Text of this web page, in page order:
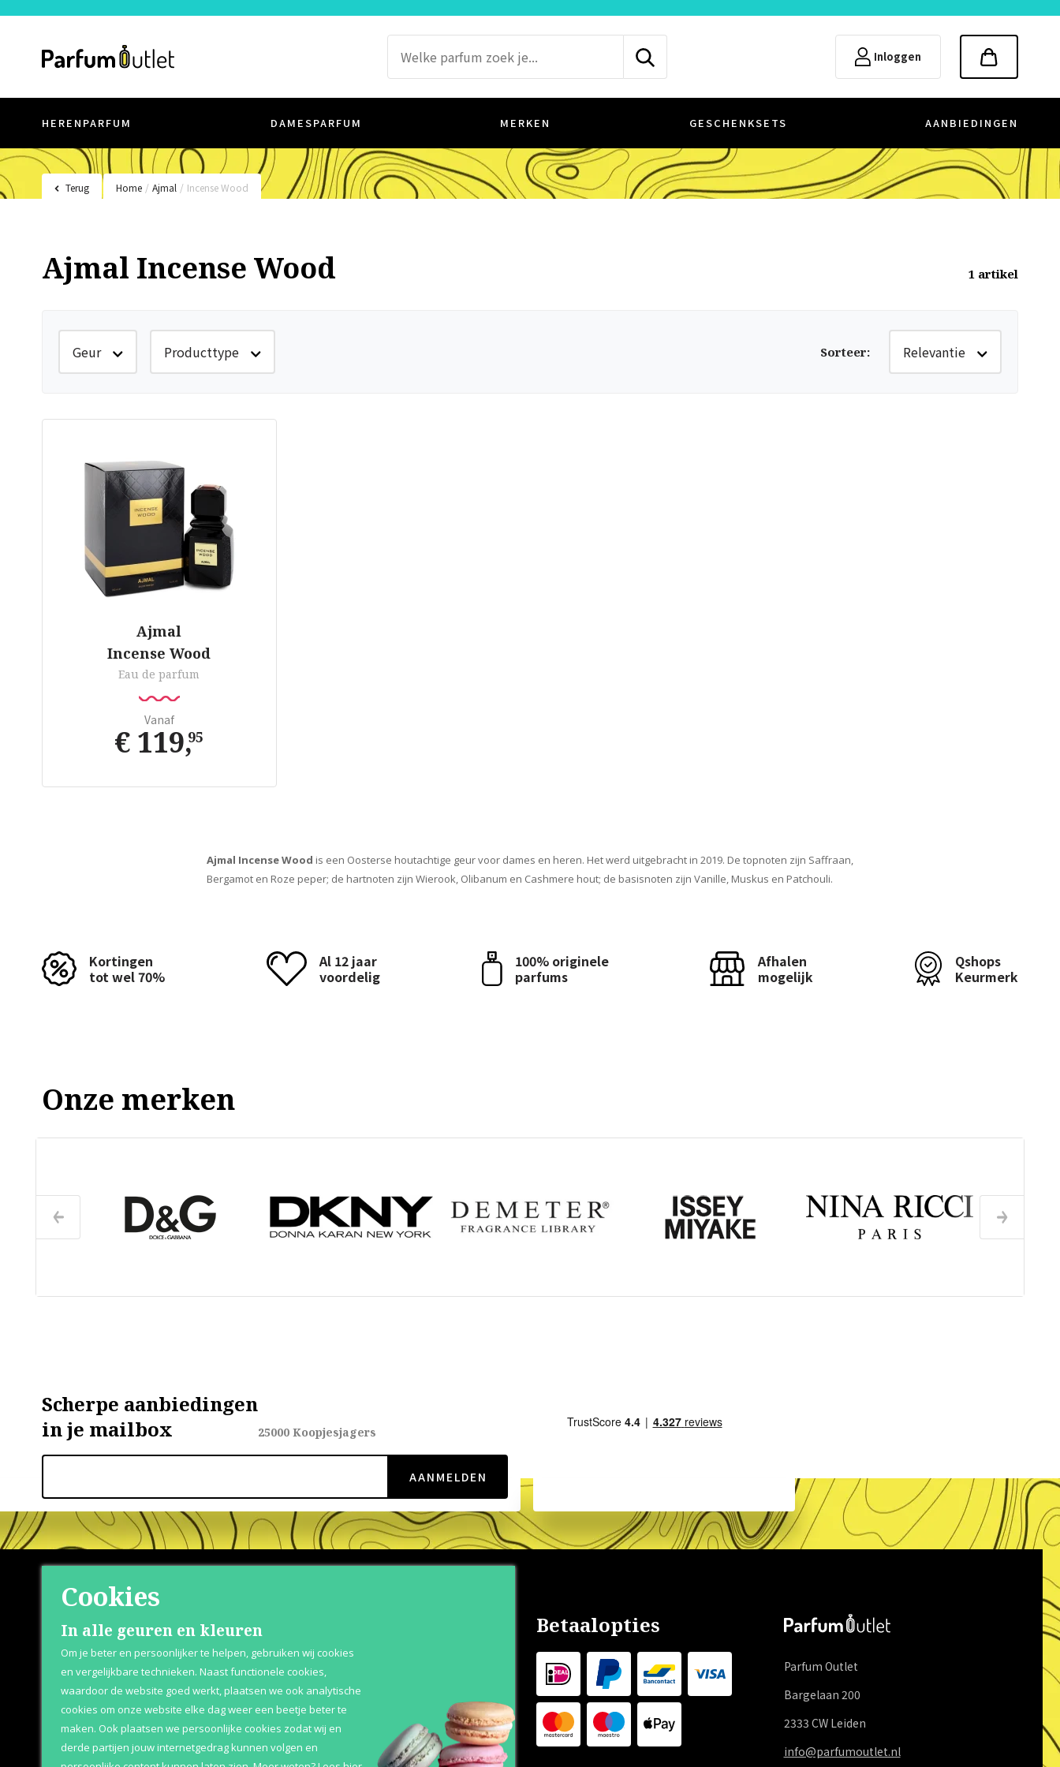
Inloggen
HERENPARFUM DAMESPARFUM MERKEN GESCHENKSETS AANBIEDINGEN
Terug Home / Ajmal / Incense Wood
Ajmal Incense Wood 1 artikel
Geur Producttype Sorteer: Relevantie
Ajmal
Incense Wood
Eau de parfum
Vanaf
€ 119,95
Ajmal Incense Wood is een Oosterse houtachtige geur voor dames en heren. Het werd uitgebracht in 2019. De topnoten zijn Saffraan,
Bergamot en Roze peper; de hartnoten zijn Wierook, Olibanum en Cashmere hout; de basisnoten zijn Vanille, Muskus en Patchouli.
Kortingen
tot wel 70%
Al 12 jaar
voordelig
100% originele
parfums
Afhalen
mogelijk
Qshops
Keurmerk
Onze merken
Scherpe aanbiedingen
in je mailbox
25000 Koopjesjagers
AANMELDEN
Shop
Herenparfum
Damesparfum
Merken
Geschenksets
Retourneren
Bezorging & Levertijd
Over Parfum Outlet
Betaalopties
Betaalopties
Parfum Outlet
Bargelaan 200
2333 CW Leiden
info@parfumoutlet.nl
Cookies
In alle geuren en kleuren
Om je beter en persoonlijker te helpen, gebruiken wij cookies
en vergelijkbare technieken. Naast functionele cookies,
waardoor de website goed werkt, plaatsen we ook analytische
cookies om onze website elke dag weer een beetje beter te
maken. Ook plaatsen we persoonlijke cookies zodat wij en
derde partijen jouw internetgedrag kunnen volgen en